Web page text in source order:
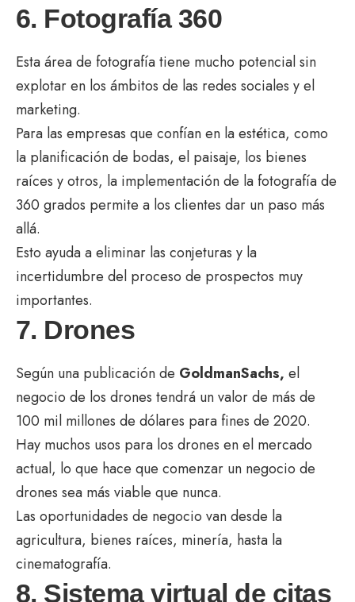
6. Fotografía 360
Esta área de fotografía tiene mucho potencial sin
explotar en los ámbitos de las redes sociales y el
marketing.
Para las empresas que confían en la estética, como
la planificación de bodas, el paisaje, los bienes
raíces y otros, la implementación de la fotografía de
360 ​​grados permite a los clientes dar un paso más
allá.
Esto ayuda a eliminar las conjeturas y la
incertidumbre del proceso de prospectos muy
importantes.
7. Drones
Según una publicación de GoldmanSachs, el
negocio de los drones tendrá un valor de más de
100 mil millones de dólares para fines de 2020.
Hay muchos usos para los drones en el mercado
actual, lo que hace que comenzar un negocio de
drones sea más viable que nunca.
Las oportunidades de negocio van desde la
agricultura, bienes raíces, minería, hasta la
cinematografía.
8. Sistema virtual de citas